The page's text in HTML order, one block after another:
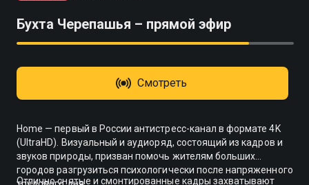
Бухта Черепашья – прямой эфир
Смотреть
Home — первый в России антистресс-канал в формате 4K
(UltraHD). Визуальный и аудиоряд, состоящий из кадров и
звуков природы, призван помочь жителям больших
городов разгрузиться психологически после напряженного
Отлично снятые и смонтированные кадры захватывают